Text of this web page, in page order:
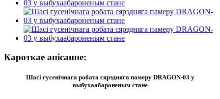
Кароткае апісанне:
Шасі гусенічнага робата сярэдняга памеру DRAGON-03 у
выбухаабароненым стане